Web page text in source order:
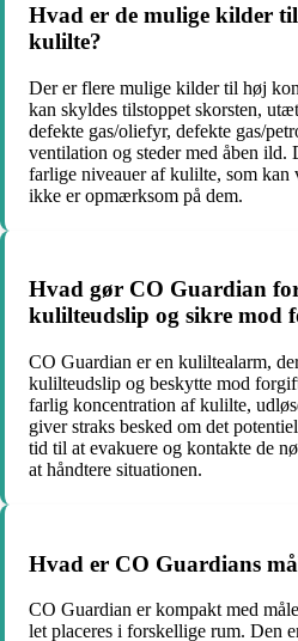
Hvad er de mulige kilder
kulilte?
Der er flere mulige kilder til høj
kan skyldes tilstoppet skorsten,
defekte gas/oliefyr, defekte gas/
ventilation og steder med åben ild.
farlige niveauer af kulilte, som kan
ikke er opmærksom på dem.
Hvad gør CO Guardian
kulilteudslip og sikre mod
CO Guardian er en kuliltealarm,
kulilteudslip og beskytte mod
farlig koncentration af kulilte,
giver straks besked om det
tid til at evakuere og kontakte de
at håndtere situationen.
Hvad er CO Guardians
CO Guardian er kompakt med
let placeres i forskellige rum. Den